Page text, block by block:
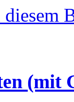
diesem
(mit